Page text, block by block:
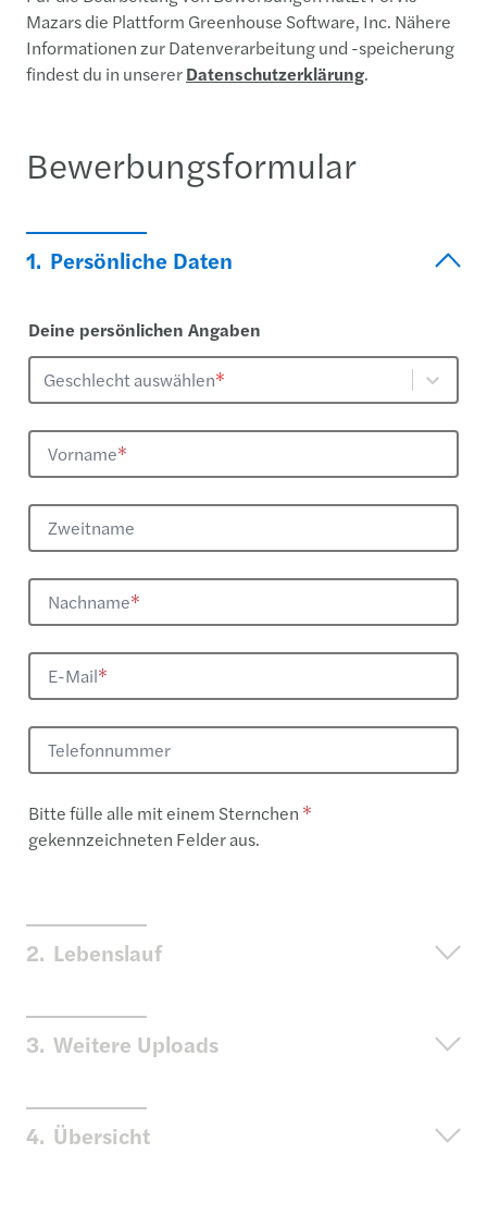
Mazars die Plattform Greenhouse Software, Inc. Nähere
Informationen zur Datenverarbeitung und -speicherung
findest du in unsererDatenschutzerklärung.
Bewerbungsformular
1. Persönliche Daten
Deine persönlichen Angaben
Geschlecht auswählen*
Vorname*
Zweitname
Nachname*
E-Mail*
Telefonnummer
​Bitte fülle alle mit einem Sternchen * ​
gekennzeichneten Felder aus.
2. Lebenslauf
3. Weitere Uploads
4. Übersicht